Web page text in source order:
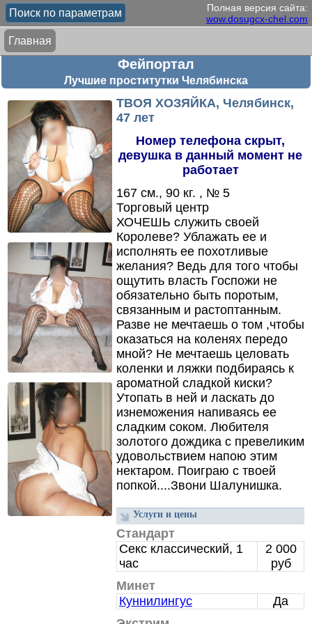
Полная версия сайта:
wow.dosugcx-chel.com
Поиск по параметрам
Главная
Фейпортал
Лучшие проститутки Челябинска
ТВОЯ ХОЗЯЙКА, Челябинск,
47 лет
Номер телефона скрыт,
девушка в данный момент не
работает
167 см., 90 кг. , № 5
Торговый центр
ХОЧЕШЬ служить своей
Королеве? Ублажать ее и
исполнять ее похотливые
желания? Ведь для того чтобы
ощутить власть Госпожи не
обязательно быть поротым,
связанным и растоптанным.
Разве не мечтаешь о том ,чтобы
оказаться на коленях передо
мной? Не мечтаешь целовать
коленки и ляжки подбираясь к
ароматной сладкой киски?
Утопать в ней и ласкать до
изнеможения напиваясь ее
сладким соком. Любителя
золотого дождика с превеликим
удовольствием напою этим
нектаром. Поиграю с твоей
попкой....Звони Шалунишка.
Услуги и цены
Стандарт
Секс классический, 1
час
2 000
руб
Минет
Куннилингус
Да